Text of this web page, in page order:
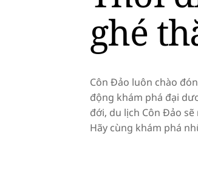
ghé
Côn Đảo luôn chào
động khám phá đại
đới, du lịch Côn Đảo
Hãy cùng khám phá